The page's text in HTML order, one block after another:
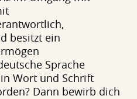
besitzt ein
Sprache
Wort und Schrift
Dann bewirb dich